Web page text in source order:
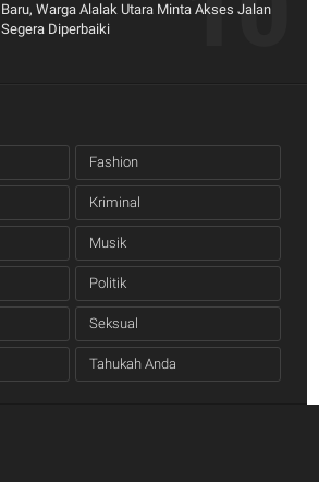
Baru, Warga Alalak Utara Minta Akses Jalan
Segera Diperbaiki
Fashion
Kriminal
Musik
Politik
Seksual
Tahukah Anda